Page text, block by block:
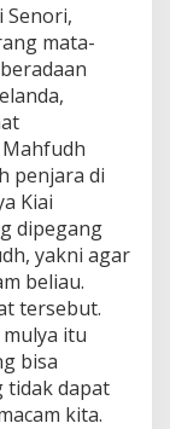
Senori,
mata-
penjara di
Kiai
dipegang
yakni agar
beliau.
tersebut.
itu
bisa
tidak dapat
kita.